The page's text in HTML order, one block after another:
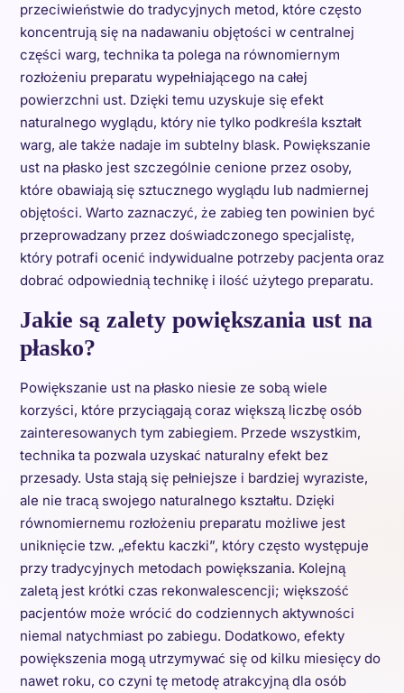
przeciwieństwie do tradycyjnych metod, które często
koncentrują się na nadawaniu objętości w centralnej
części warg, technika ta polega na równomiernym
rozłożeniu preparatu wypełniającego na całej
powierzchni ust. Dzięki temu uzyskuje się efekt
naturalnego wyglądu, który nie tylko podkreśla kształt
warg, ale także nadaje im subtelny blask. Powiększanie
ust na płasko jest szczególnie cenione przez osoby,
które obawiają się sztucznego wyglądu lub nadmiernej
objętości. Warto zaznaczyć, że zabieg ten powinien być
przeprowadzany przez doświadczonego specjalistę,
który potrafi ocenić indywidualne potrzeby pacjenta oraz
dobrać odpowiednią technikę i ilość użytego preparatu.
Jakie są zalety powiększania ust na
płasko?
Powiększanie ust na płasko niesie ze sobą wiele
korzyści, które przyciągają coraz większą liczbę osób
zainteresowanych tym zabiegiem. Przede wszystkim,
technika ta pozwala uzyskać naturalny efekt bez
przesady. Usta stają się pełniejsze i bardziej wyraziste,
ale nie tracą swojego naturalnego kształtu. Dzięki
równomiernemu rozłożeniu preparatu możliwe jest
uniknięcie tzw. „efektu kaczki”, który często występuje
przy tradycyjnych metodach powiększania. Kolejną
zaletą jest krótki czas rekonwalescencji; większość
pacjentów może wrócić do codziennych aktywności
niemal natychmiast po zabiegu. Dodatkowo, efekty
powiększenia mogą utrzymywać się od kilku miesięcy do
nawet roku, co czyni tę metodę atrakcyjną dla osób